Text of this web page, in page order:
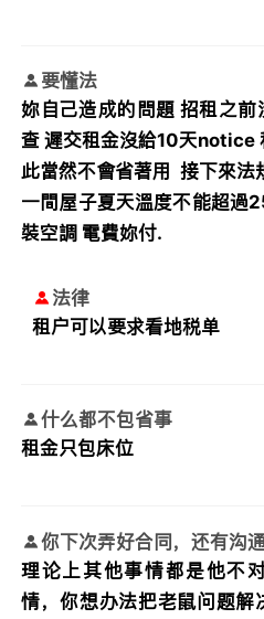
要懂法
妳自己造成的問題 招租之前
查 遲交租金沒給10天notice
此當然不會省著用 接下來法
一間屋子夏天溫度不能超過
裝空調 電費妳付.
法律
租户可以要求看地税单
什么都不包省事
租金只包床位
你下次弄好合同，还有沟
理论上其他事情都是他不
情，你想办法把老鼠问题解